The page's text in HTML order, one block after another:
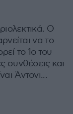
Ο
να το
το 1ο του
συνθέσεις και
Άντονι...